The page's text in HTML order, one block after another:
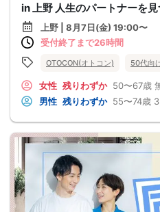
in 上野 人生のパートナーを
上野 | 8月7日(金) 19:00〜
受付終了まで26時間
OTOCON(オトコン) 50代向
女性 残りわずか 50〜67歳
男性 残りわずか 55〜74歳